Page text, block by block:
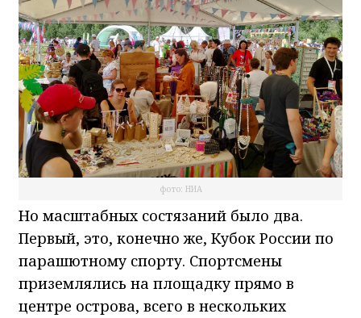
фото: НИА
Но масштабных состязаний было два.
Первый, это, конечно же, Кубок России по
парашютному спорту. Спортсмены
приземлялись на площадку прямо в
центре острова, всего в нескольких